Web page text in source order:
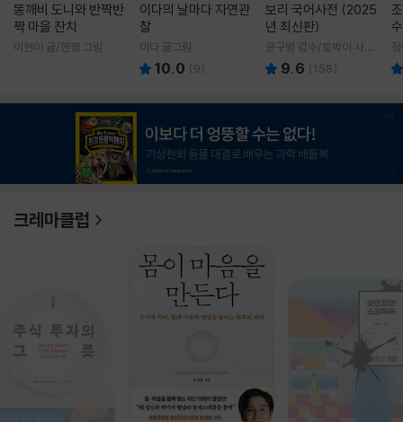
똥깨비 도니와 반짝반
짝 마을 잔치
이현아 글/핸짱 그림
이다의 날마다 자연관
찰
이다 글그림
10.0 (9)
보리 국어사전 (2025
년 최신판)
윤구병 감수/토박이 사전
편찬실 편
9.6 (158)
크레마클럽